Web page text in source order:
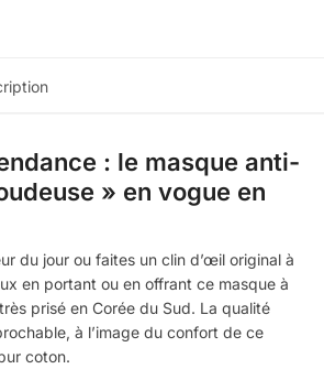
: le masque anti-
» en vogue en
du jour ou faites un clin d’œil original à
en portant ou en offrant ce masque à
prisé en Corée du Sud. La qualité
à l’image du confort de ce
coton.